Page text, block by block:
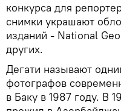
конкурса для
снимки украшают
изданий - National
других.
Дегати называют
фотографов
в Баку в 1987 году. В